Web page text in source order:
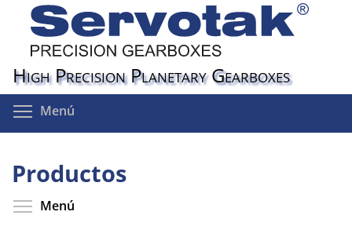
Pasar
contenido
principal
High Precision Planetary Gearboxes
Menú
Productos
Menú